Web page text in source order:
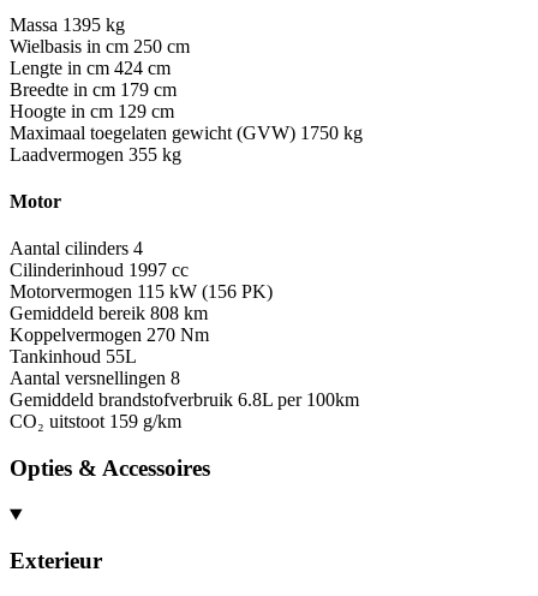
Massa 1395 kg
Wielbasis in cm 250 cm
Lengte in cm 424 cm
Breedte in cm 179 cm
Hoogte in cm 129 cm
Maximaal toegelaten gewicht (GVW) 1750 kg
Laadvermogen 355 kg
Motor
Aantal cilinders 4
Cilinderinhoud 1997 cc
Motorvermogen 115 kW (156 PK)
Gemiddeld bereik 808 km
Koppelvermogen 270 Nm
Tankinhoud 55L
Aantal versnellingen 8
Gemiddeld brandstofverbruik 6.8L per 100km
CO₂ uitstoot 159 g/km
Opties & Accessoires
Exterieur